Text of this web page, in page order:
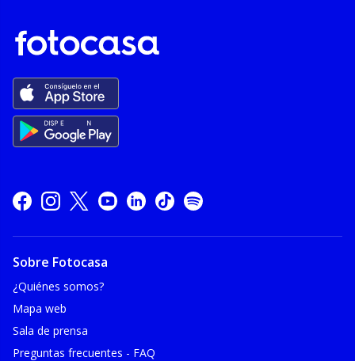
Sobre Fotocasa
¿Quiénes somos?
Mapa web
Sala de prensa
Preguntas frecuentes - FAQ